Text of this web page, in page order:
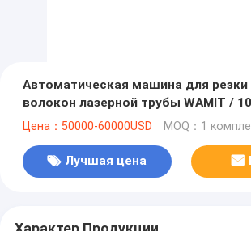
Автоматическая машина для резки
волокон лазерной трубы WAMIT /
волоконная лазерная резка
Цена：50000-60000USD MOQ：1
Лучшая цена